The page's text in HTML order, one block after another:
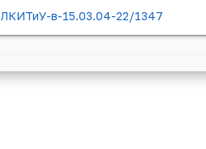
ЛКИТиУ-в-15.03.04-22/1347